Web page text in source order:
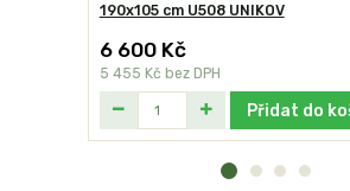
190x105 cm U508 UNIKOV
6 600 Kč
5 455 Kč bez DPH
Přidat do